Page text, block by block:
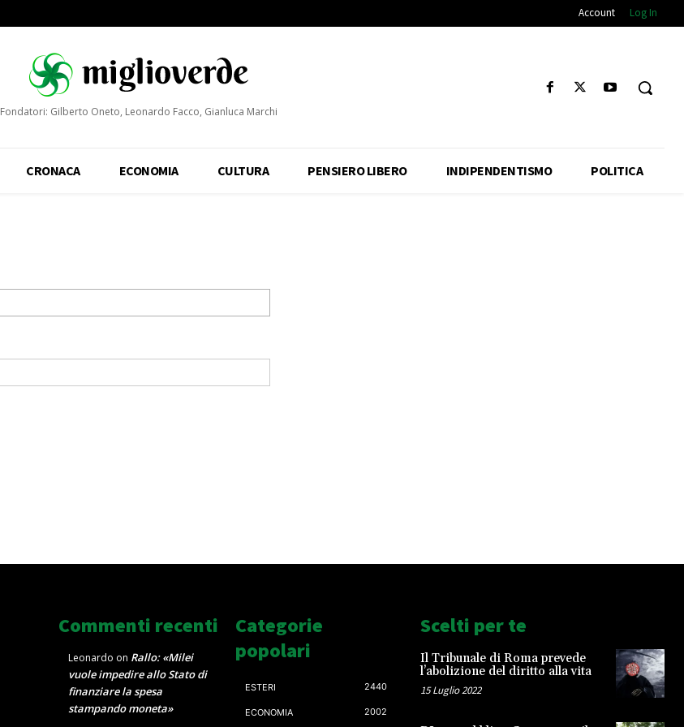
Account Log In
Fondatori: Gilberto Oneto, Leonardo Facco, Gianluca Marchi
CRONACA ECONOMIA CULTURA PENSIERO LIBERO INDIPENDENTISMO POLITICA
Commenti recenti
Leonardo on Rallo: «Milei
vuole impedire allo Stato di
finanziare la spesa
stampando moneta»
Categorie
popolari
ESTERI 2440
ECONOMIA 2002
Scelti per te
Il Tribunale di Roma prevede
l’abolizione del diritto alla vita
15 Luglio 2022